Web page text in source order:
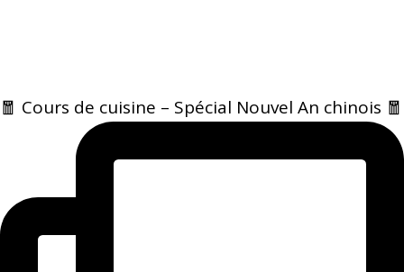
🧧 Cours de cuisine – Spécial Nouvel An chinois 🧧